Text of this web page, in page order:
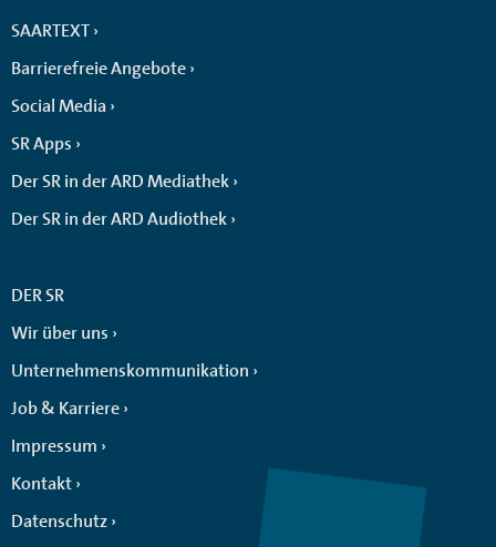
SAARTEXT
Barrierefreie Angebote
Social Media
SR Apps
Der SR in der ARD Mediathek
Der SR in der ARD Audiothek
DER SR
Wir über uns
Unternehmenskommunikation
Job & Karriere
Impressum
Kontakt
Datenschutz